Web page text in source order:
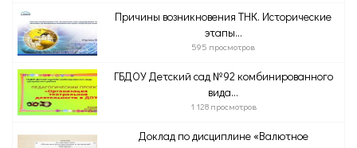
Причины возникновения ТНК. Исторические
этапы...
595 просмотров
ГБДОУ Детский сад №92 комбинированного
вида...
1 128 просмотров
Доклад по дисциплине «Валютное